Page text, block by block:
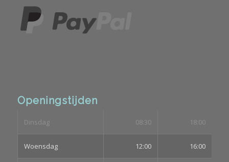
Openingstijden
Dinsdag 08:30 18:00
Woensdag 12:00 16:00